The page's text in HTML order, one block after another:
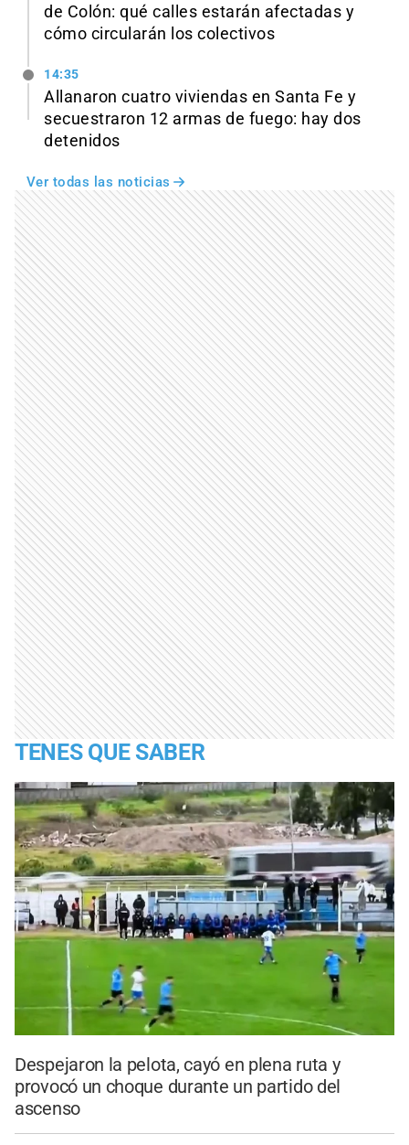
de Colón: qué calles estarán afectadas y
cómo circularán los colectivos
14:35
Allanaron cuatro viviendas en Santa Fe y
secuestraron 12 armas de fuego: hay dos
detenidos
Ver todas las noticias
TENES QUE SABER
Despejaron la pelota, cayó en plena ruta y
provocó un choque durante un partido del
ascenso